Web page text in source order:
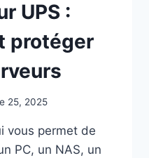
UPS :
protéger
25, 2025
vous permet de
PC, un NAS, un